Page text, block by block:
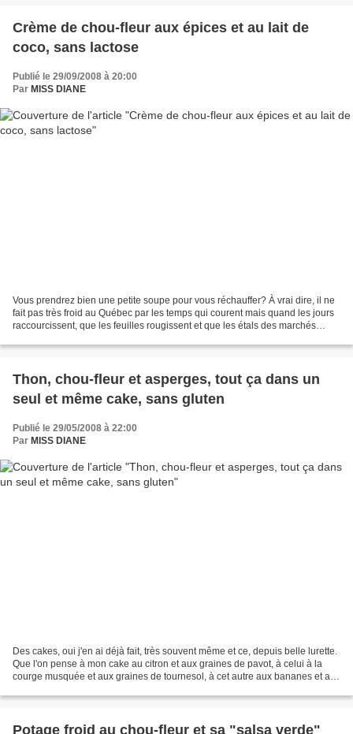
Crème de chou-fleur aux épices et au lait de
coco, sans lactose
Publié le 29/09/2008 à 20:00
Par MISS DIANE
Vous prendrez bien une petite soupe pour vous réchauffer? À vrai dire, il ne
fait pas très froid au Québec par les temps qui courent mais quand les jours
raccourcissent, que les feuilles rougissent et que les étals des marchés
Thon, chou-fleur et asperges, tout ça dans un
seul et même cake, sans gluten
Publié le 29/05/2008 à 22:00
Par MISS DIANE
Des cakes, oui j'en ai déjà fait, très souvent même et ce, depuis belle lurette.
Que l'on pense à mon cake au citron et aux graines de pavot, à celui à la
courge musquée et aux graines de tournesol, à cet autre aux bananes et aux
Potage froid au chou-fleur et sa "salsa verde"